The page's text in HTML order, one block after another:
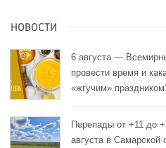
НОВОСТИ
6 августа —
провести время и
«жгучим»
Перепады от +11 до
августа в Самарской